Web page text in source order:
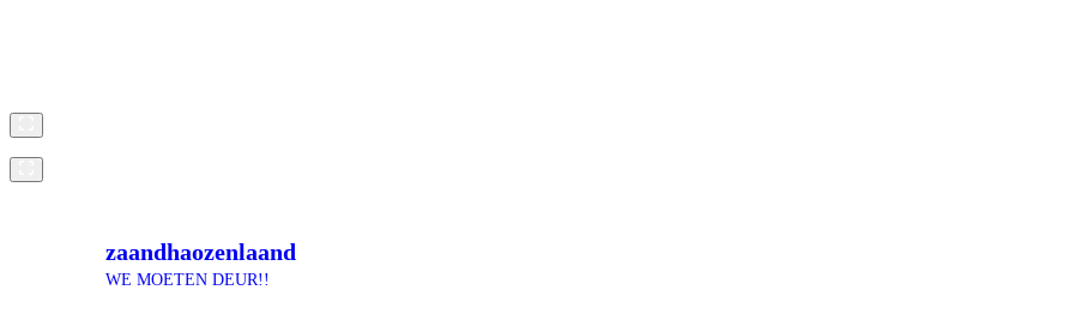
zaandhaozenlaand
WE MOETEN DEUR!!